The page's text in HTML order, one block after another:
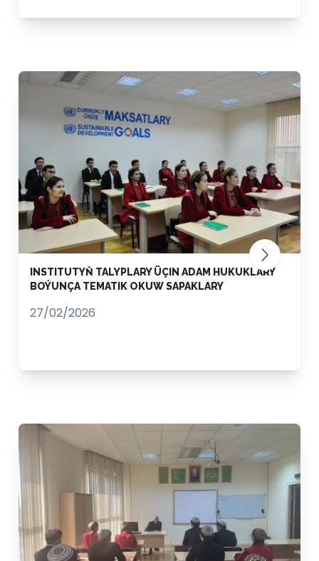
INSTITUTYŇ TALYPLARY ÜÇIN ADAM HUKUKLARY
BOÝUNÇA TEMATIK OKUW SAPAKLARY
27/02/2026